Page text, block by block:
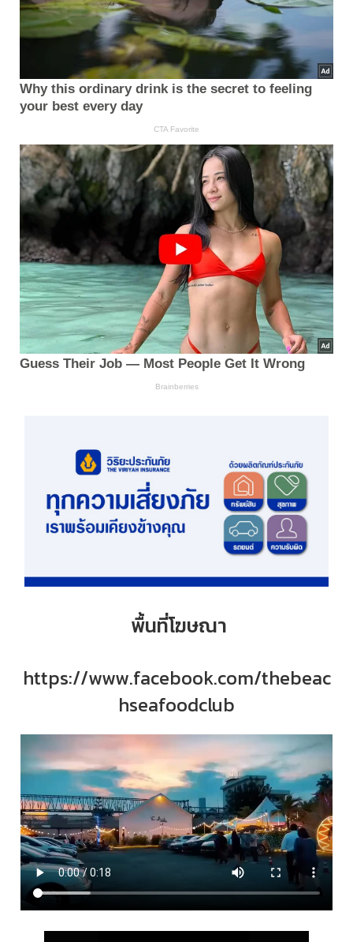
พื้นที่โฆษณา
https://www.facebook.com/thebeac
hseafoodclub